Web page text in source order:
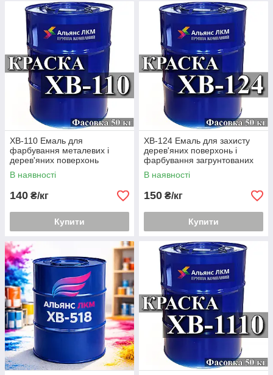
ХВ-110 Емаль для
фарбування металевих і
дерев'яних поверхонь
виробів і обладнання
В наявності
140 ₴/кг
Купити
ХВ-124 Емаль для захисту
дерев'яних поверхонь і
фарбування загрунтованих
металевих поверхонь
В наявності
150 ₴/кг
Купити